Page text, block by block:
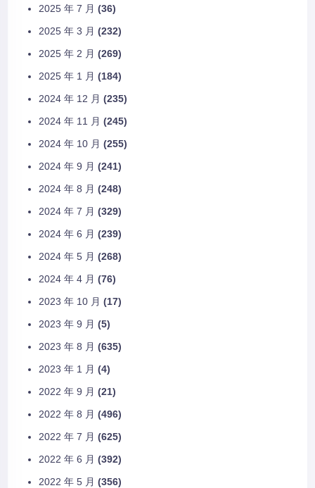
2025 年 7 月 (36)
2025 年 3 月 (232)
2025 年 2 月 (269)
2025 年 1 月 (184)
2024 年 12 月 (235)
2024 年 11 月 (245)
2024 年 10 月 (255)
2024 年 9 月 (241)
2024 年 8 月 (248)
2024 年 7 月 (329)
2024 年 6 月 (239)
2024 年 5 月 (268)
2024 年 4 月 (76)
2023 年 10 月 (17)
2023 年 9 月 (5)
2023 年 8 月 (635)
2023 年 1 月 (4)
2022 年 9 月 (21)
2022 年 8 月 (496)
2022 年 7 月 (625)
2022 年 6 月 (392)
2022 年 5 月 (356)